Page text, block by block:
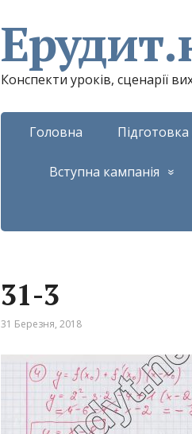
Конспекти уроків, сценарії
Головна
Вступна кампанія
31-3
31 Березня, 2018